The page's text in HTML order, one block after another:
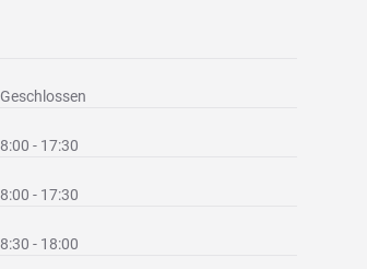
Geschlossen
8:00 - 17:30
8:00 - 17:30
8:30 - 18:00